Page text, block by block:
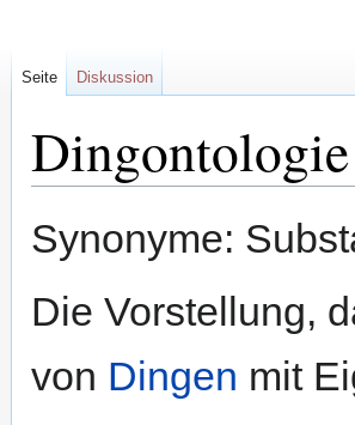
Dingontologie
Navigation
Suche
Synonyme:
Die Vorstellung,
von Dingen mit
Seite Diskussion